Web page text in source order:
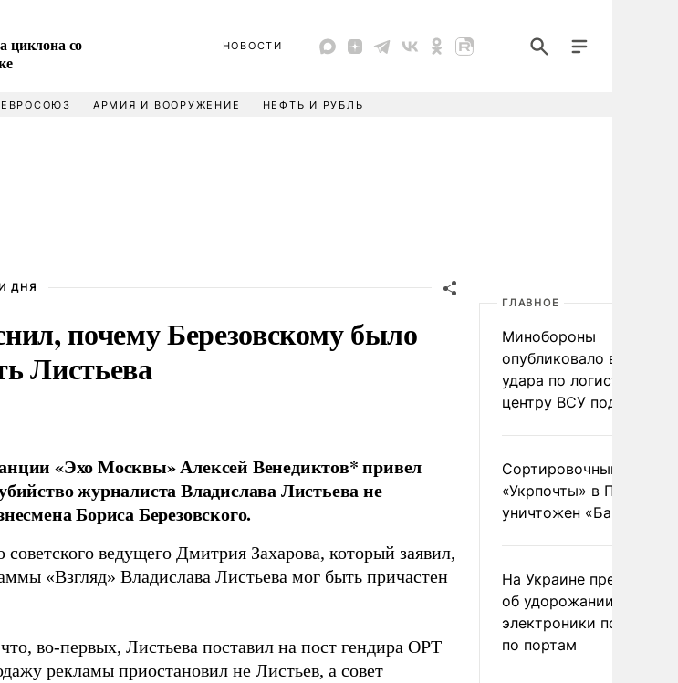
циклона со
НОВОСТИ
ЕВРОСОЮЗ АРМИЯ И ВООРУЖЕНИЕ НЕФТЬ И РУБЛЬ
ДНЯ
почему Березовскому было
Листьева
«Эхо Москвы» Алексей Венедиктов* привел
журналиста Владислава Листьева не
Бориса Березовского.
ведущего Дмитрия Захарова, который заявил,
«Взгляд» Владислава Листьева мог быть причастен
во-первых, Листьева поставил на пост гендира ОРТ
рекламы приостановил не Листьев, а совет
ГЛАВНОЕ
Минобороны
опубликовало видео
удара по
центру ВСУ под Киевом
Сортировочный пункт
«Укрпочты» в
уничтожен
На Украине
об удорожании
электроники после
по портам